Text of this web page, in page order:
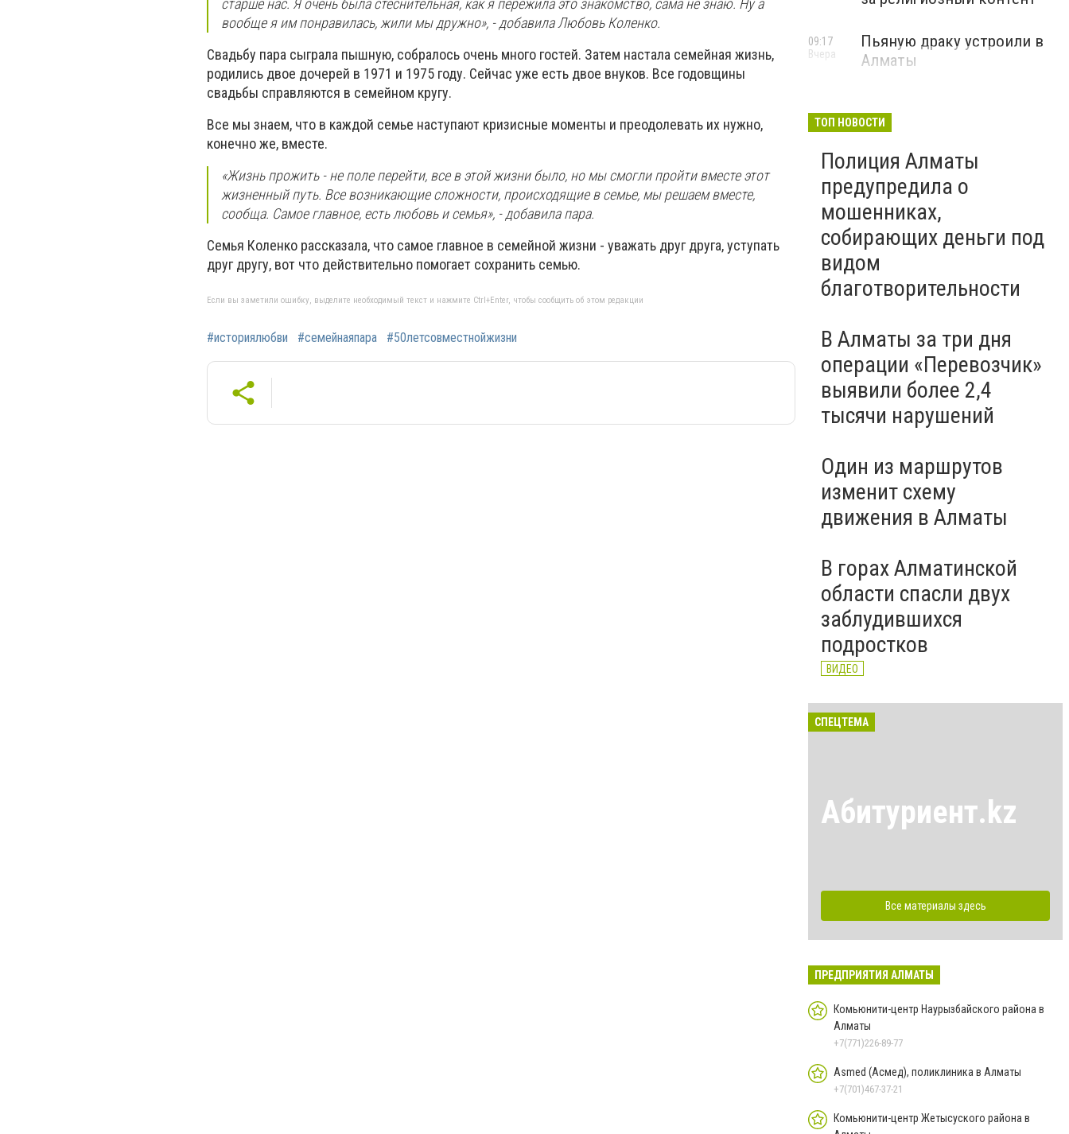
вообще я им понравилась, жили мы дружно», - добавила Любовь Коленко.
Свадьбу пара сыграла пышную, собралось очень много гостей. Затем настала семейная жизнь,
родились двое дочерей в 1971 и 1975 году. Сейчас уже есть двое внуков. Все годовщины
свадьбы справляются в семейном кругу.
Все мы знаем, что в каждой семье наступают кризисные моменты и преодолевать их нужно,
конечно же, вместе.
«Жизнь прожить - не поле перейти, все в этой жизни было, но мы смогли пройти вместе этот
жизненный путь. Все возникающие сложности, происходящие в семье, мы решаем вместе,
сообща. Самое главное, есть любовь и семья», - добавила пара.
Семья Коленко рассказала, что самое главное в семейной жизни - уважать друг друга, уступать
друг другу, вот что действительно помогает сохранить семью.
Если вы заметили ошибку, выделите необходимый текст и нажмите Ctrl+Enter, чтобы сообщить об этом редакции
#историялюбви #семейнаяпара #50летсовместнойжизни
Пьяную драку устроили в
Алматы
09:17
Вчера
ТОП НОВОСТИ
Полиция Алматы
предупредила о
мошенниках,
собирающих деньги под
видом
благотворительности
В Алматы за три дня
операции «Перевозчик»
выявили более 2,4
тысячи нарушений
Один из маршрутов
изменит схему
движения в Алматы
В горах Алматинской
области спасли двух
заблудившихся
подростков
ВИДЕО
СПЕЦТЕМА
Абитуриент.kz
Все материалы здесь
ПРЕДПРИЯТИЯ АЛМАТЫ
Комьюнити-центр Наурызбайского района в
Алматы
+7(771)226-89-77
Asmed (Асмед), поликлиника в Алматы
+7(701)467-37-21
Комьюнити-центр Жетысуского района в